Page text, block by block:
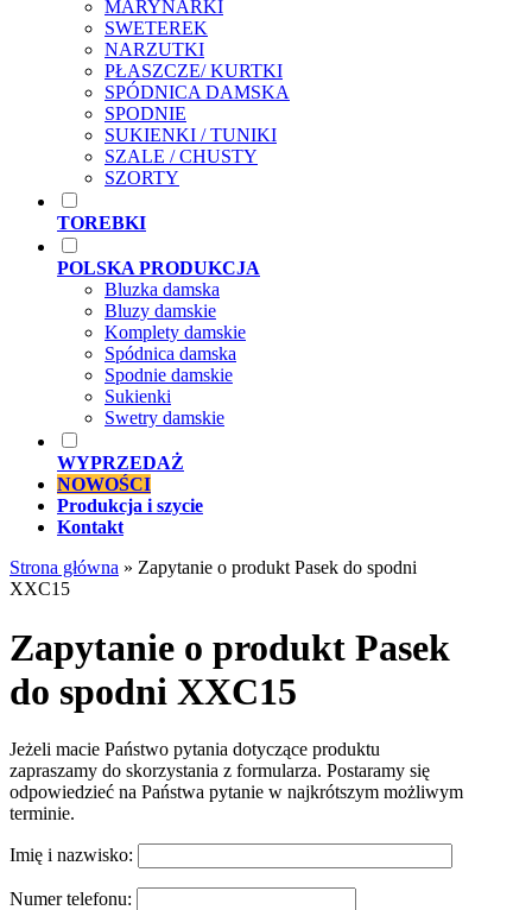
MARYNARKI
SWETEREK
NARZUTKI
PŁASZCZE/ KURTKI
SPÓDNICA DAMSKA
SPODNIE
SUKIENKI / TUNIKI
SZALE / CHUSTY
SZORTY
TOREBKI
POLSKA PRODUKCJA
Bluzka damska
Bluzy damskie
Komplety damskie
Spódnica damska
Spodnie damskie
Sukienki
Swetry damskie
WYPRZEDAŻ
NOWOŚCI
Produkcja i szycie
Kontakt
Strona główna » Zapytanie o produkt Pasek do spodni
XXC15
Zapytanie o produkt Pasek
do spodni XXC15
Jeżeli macie Państwo pytania dotyczące produktu
zapraszamy do skorzystania z formularza. Postaramy się
odpowiedzieć na Państwa pytanie w najkrótszym możliwym
terminie.
Imię i nazwisko:
Numer telefonu: